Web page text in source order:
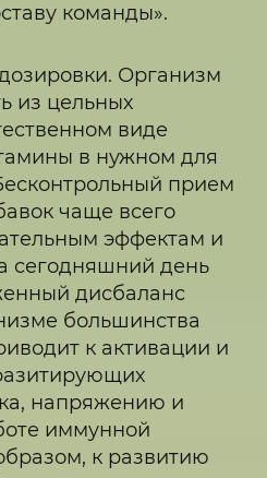
команды».
Организм
из цельных
виде
в нужном для
прием
чаще всего
эффектам и
сегодняшний день
дисбаланс
большинства
к активации и
напряжению и
иммунной
к развитию